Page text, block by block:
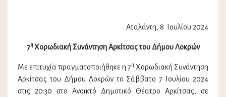
Αταλάντη, 8 Ιουλίου 2024
7ηΧορωδιακή Συνάντηση Αρκίτσας του Δήμου Λοκρών
Με επιτυχία πραγματοποιήθηκε η 7η Χορωδιακή Συνάντηση
Αρκίτσας του Δήμου Λοκρών το Σάββατο 7 Ιουλίου 2024
στις 20:30 στο Ανοικτό Δημοτικό Θέατρο Αρκίτσας, σε